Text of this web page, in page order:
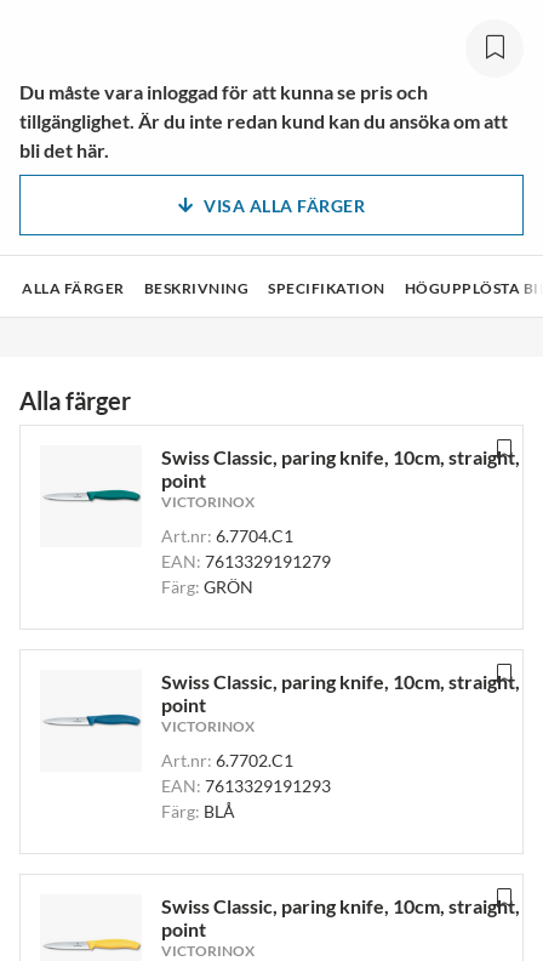
Du måste vara inloggad för att kunna se pris och
tillgänglighet. Är du inte redan kund kan du ansöka om att
bli det här.
VISA ALLA FÄRGER
ALLA FÄRGER BESKRIVNING SPECIFIKATION HÖGUPPLÖSTA
Alla färger
Swiss Classic, paring knife, 10cm, straight,
point
VICTORINOX
Art.nr: 6.7704.C1
EAN: 7613329191279
Färg: GRÖN
Swiss Classic, paring knife, 10cm, straight,
point
VICTORINOX
Art.nr: 6.7702.C1
EAN: 7613329191293
Färg: BLÅ
Swiss Classic, paring knife, 10cm, straight,
point
VICTORINOX